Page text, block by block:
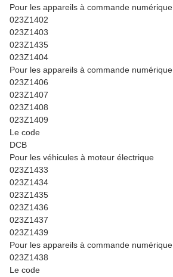
Pour les appareils à commande numérique
023Z1402
023Z1403
023Z1435
023Z1404
Pour les appareils à commande numérique
023Z1406
023Z1407
023Z1408
023Z1409
Le code
DCB
Pour les véhicules à moteur électrique
023Z1433
023Z1434
023Z1435
023Z1436
023Z1437
023Z1439
Pour les appareils à commande numérique
023Z1438
Le code